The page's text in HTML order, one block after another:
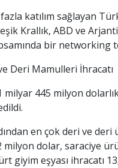
katılım sağlayan
Krallık, ABD ve
bir networking
Deri Mamulleri İhracatı
milyar 445 milyon
en çok deri ve
milyon dolar, saraciye
giyim eşyası ihracatı